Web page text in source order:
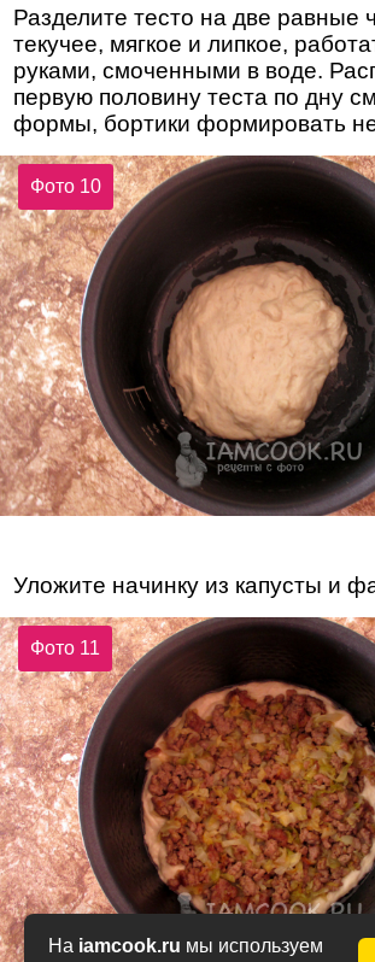
На iamcook.ru мы используем
Разделите тесто на две равные
текучее, мягкое и липкое,
руками, смоченными в воде.
первую половину теста по дну
формы, бортики формировать
Фото 10
Уложите начинку из капусты и
Фото 11